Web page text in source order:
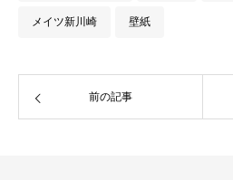
メイツ新川崎 壁紙
前の記事